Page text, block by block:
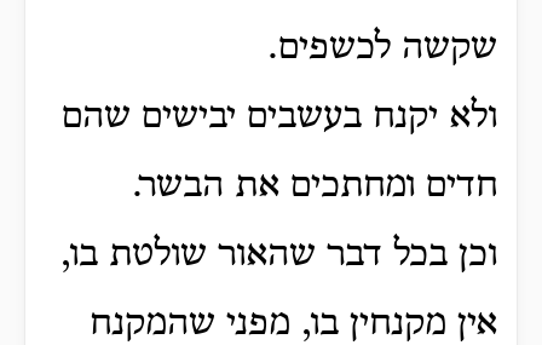
שקשה לכשפים.
ולא יקנח בעשבים יבישים שהם
חדים ומחתכים את הבשר.
וכן בכל דבר שהאור שולטת בו,
אין מקנחין בו, מפני שהמקנח